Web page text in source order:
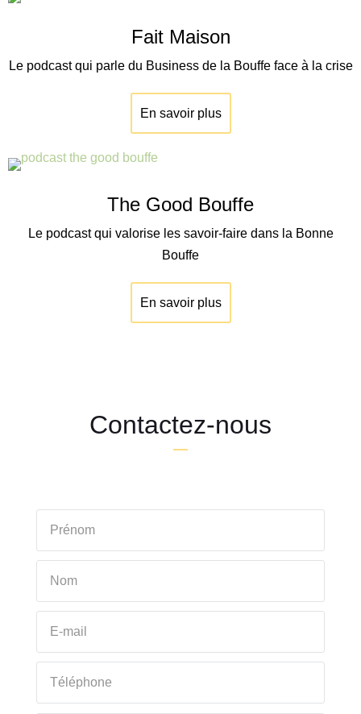
Fait Maison
Le podcast qui parle du Business de la Bouffe face à la crise
En savoir plus
The Good Bouffe
Le podcast qui valorise les savoir-faire dans la Bonne
Bouffe
En savoir plus
Contactez-nous